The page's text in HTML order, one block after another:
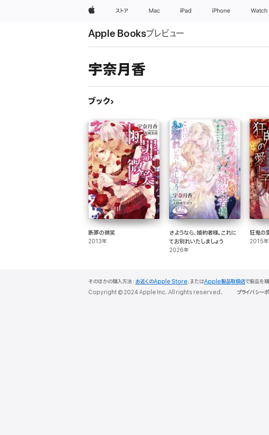
Appleストア Mac iPad iPhone Watch
Apple Booksプレビュー
宇奈月香
ブック
断罪の微笑
2013年
さようなら、婚約者様。これに
てお別れいたしましょう
2026年
狂鬼の
2015年
そのほかの購入方法： お近くのApple Store、またはApple製品取扱店で製品を
Copyright © 2024 Apple Inc. All rights reserved. プライバシー